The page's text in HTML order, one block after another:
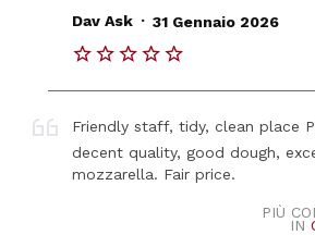
Dav Ask . 31 Gennaio 2026
Friendly staff, tidy, clean place
decent quality, good dough,
mozzarella. Fair price.
PIÙ
IN